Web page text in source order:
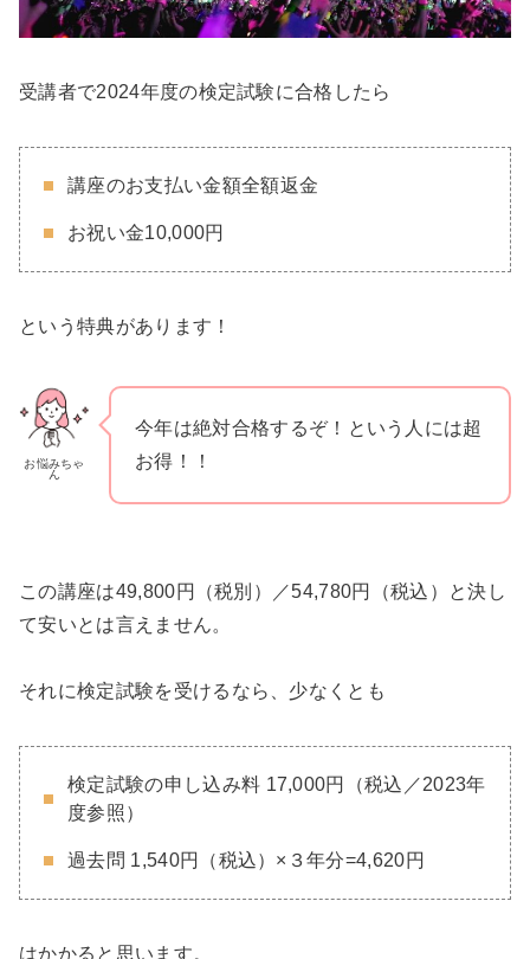
受講者で2024年度の検定試験に合格したら
講座のお支払い金額全額返金
お祝い金10,000円
という特典があります！
お悩みちゃ
ん
今年は絶対合格するぞ！という人には超
お得！！
この講座は49,800円（税別）／54,780円（税込）と決し
て安いとは言えません。
それに検定試験を受けるなら、少なくとも
検定試験の申し込み料 17,000円（税込／2023年
度参照）
過去問 1,540円（税込）×３年分=4,620円
はかかると思います。